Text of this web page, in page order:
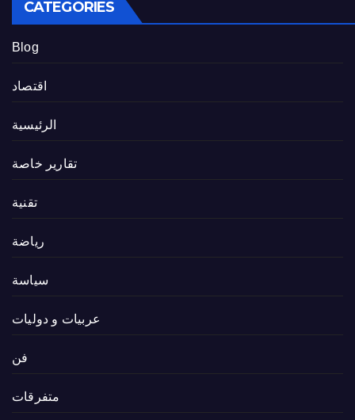
CATEGORIES
Blog
اقتصاد
الرئيسية
تقارير خاصة
تقنية
رياضة
سياسة
عربيات و دوليات
فن
متفرقات